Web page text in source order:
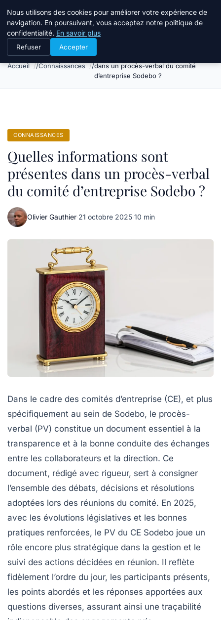
Bible Telemarketing
Accueil Connaissances
Quelles informations sont présentes
dans un procès-verbal du comité
d’entreprise Sodebo ?
CONNAISSANCES
Quelles informations sont
présentes dans un procès-verbal
du comité d’entreprise Sodebo ?
Olivier Gauthier·21 octobre 2025·10 min
Dans le cadre des comités d’entreprise (CE), et plus
spécifiquement au sein de Sodebo, le procès-
verbal (PV) constitue un document essentiel à la
transparence et à la bonne conduite des échanges
entre les collaborateurs et la direction. Ce
document, rédigé avec rigueur, sert à consigner
l’ensemble des débats, décisions et résolutions
adoptées lors des réunions du comité. En 2025,
avec les évolutions législatives et les bonnes
pratiques renforcées, le PV du CE Sodebo joue un
rôle encore plus stratégique dans la gestion et le
suivi des actions décidées en réunion. Il reflète
fidèlement l’ordre du jour, les participants présents,
les points abordés et les réponses apportées aux
questions diverses, assurant ainsi une traçabilité
Nous utilisons des cookies pour améliorer votre expérience de
navigation. En poursuivant, vous acceptez notre politique de
confidentialité. En savoir plus
Refuser Accepter